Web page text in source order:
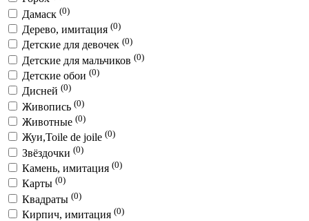
Дамаск (0)
Дерево, имитация (0)
Детские для девочек (0)
Детские для мальчиков (0)
Детские обои (0)
Дисней (0)
Живопись (0)
Животные (0)
Жуи,Toile de joile (0)
Звёздочки (0)
Камень, имитация (0)
Карты (0)
Квадраты (0)
Кирпич, имитация (0)